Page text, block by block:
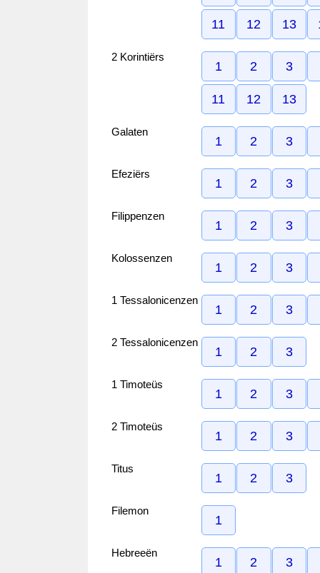
11 12 13
2 Korintiërs
1 2 3
11 12 13
Galaten
1 2 3
Efeziërs
1 2 3
Filippenzen
1 2 3
Kolossenzen
1 2 3
1 Tessalonicenzen
1 2 3
2 Tessalonicenzen
1 2 3
1 Timoteüs
1 2 3
2 Timoteüs
1 2 3
Titus
1 2 3
Filemon
1
Hebreeën
1 2 3